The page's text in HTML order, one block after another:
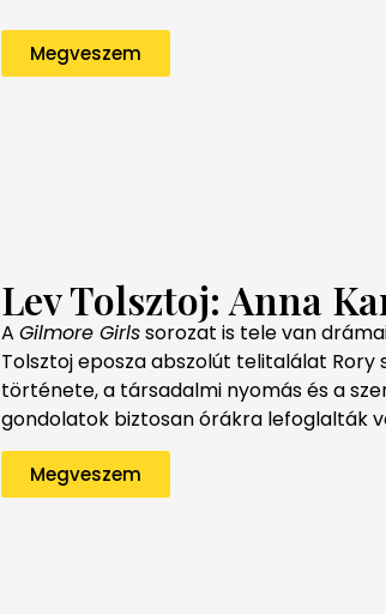
Megveszem
Lev Tolsztoj: Anna
A Gilmore Girlssorozat is tele van
Tolsztoj eposza abszolút telitalálat Rory
története, a társadalmi nyomás és a
gondolatok biztosan órákra lefoglalták
Megveszem